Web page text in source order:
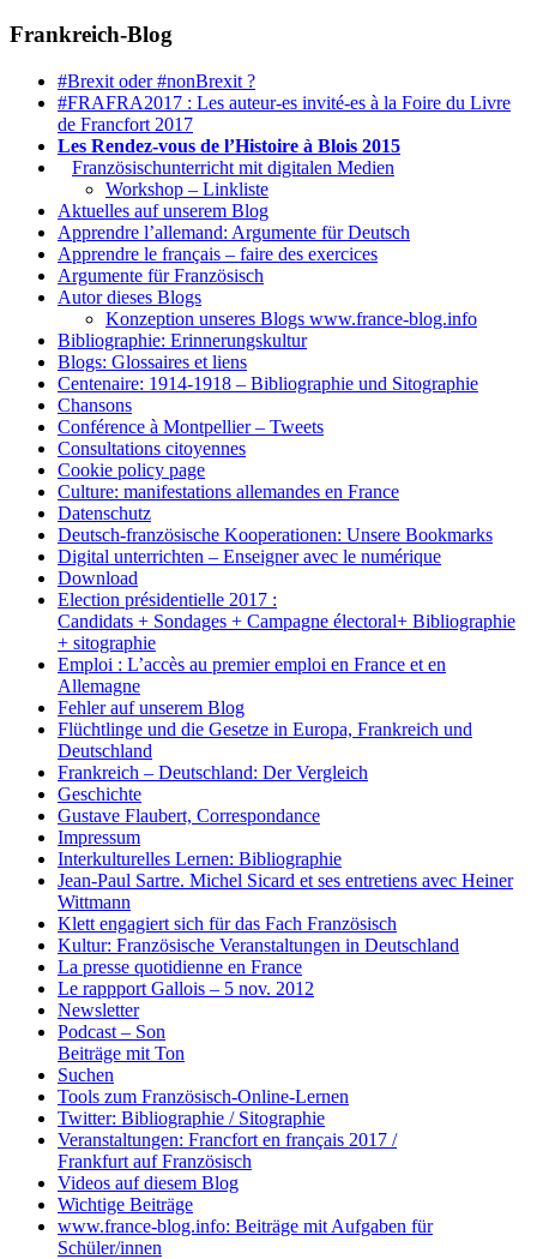
Frankreich-Blog
#Brexit oder #nonBrexit ?
#FRAFRA2017 : Les auteur-es invité-es à la Foire du Livre
de Francfort 2017
Les Rendez-vous de l’Histoire à Blois 2015
Französischunterricht mit digitalen Medien
Workshop – Linkliste
Aktuelles auf unserem Blog
Apprendre l’allemand: Argumente für Deutsch
Apprendre le français – faire des exercices
Argumente für Französisch
Autor dieses Blogs
Konzeption unseres Blogs www.france-blog.info
Bibliographie: Erinnerungskultur
Blogs: Glossaires et liens
Centenaire: 1914-1918 – Bibliographie und Sitographie
Chansons
Conférence à Montpellier – Tweets
Consultations citoyennes
Cookie policy page
Culture: manifestations allemandes en France
Datenschutz
Deutsch-französische Kooperationen: Unsere Bookmarks
Digital unterrichten – Enseigner avec le numérique
Download
Election présidentielle 2017 :
Candidats + Sondages + Campagne électoral+ Bibliographie
+ sitographie
Emploi : L’accès au premier emploi en France et en
Allemagne
Fehler auf unserem Blog
Flüchtlinge und die Gesetze in Europa, Frankreich und
Deutschland
Frankreich – Deutschland: Der Vergleich
Geschichte
Gustave Flaubert, Correspondance
Impressum
Interkulturelles Lernen: Bibliographie
Jean-Paul Sartre. Michel Sicard et ses entretiens avec Heiner
Wittmann
Klett engagiert sich für das Fach Französisch
Kultur: Französische Veranstaltungen in Deutschland
La presse quotidienne en France
Le rappport Gallois – 5 nov. 2012
Newsletter
Podcast – Son
Beiträge mit Ton
Suchen
Tools zum Französisch-Online-Lernen
Twitter: Bibliographie / Sitographie
Veranstaltungen: Francfort en français 2017 /
Frankfurt auf Französisch
Videos auf diesem Blog
Wichtige Beiträge
www.france-blog.info: Beiträge mit Aufgaben für
Schüler/innen